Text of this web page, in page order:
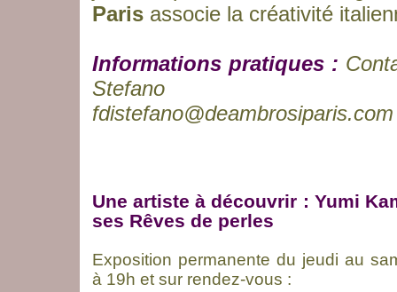
Paris associe la créativité
Informations pratiques :
Stefano
fdistefano@deambrosiparis.com
Une artiste à découvrir : Yumi
ses Rêves de perles
Exposition permanente du jeudi au
à 19h et sur rendez-vous :